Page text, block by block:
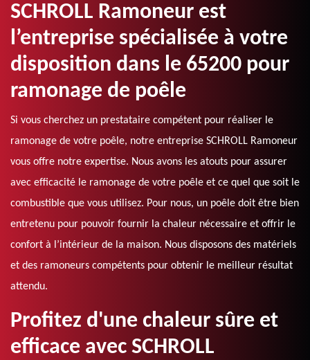
SCHROLL Ramoneur est
l’entreprise spécialisée à votre
disposition dans le 65200 pour
ramonage de poêle
Si vous cherchez un prestataire compétent pour réaliser le
ramonage de votre poêle, notre entreprise SCHROLL Ramoneur
vous offre notre expertise. Nous avons les atouts pour assurer
avec efficacité le ramonage de votre poêle et ce quel que soit le
combustible que vous utilisez. Pour nous, un poêle doit être bien
entretenu pour pouvoir fournir la chaleur nécessaire et offrir le
confort à l’intérieur de la maison. Nous disposons des matériels
et des ramoneurs compétents pour obtenir le meilleur résultat
attendu.
Profitez d'une chaleur sûre et
efficace avec SCHROLL